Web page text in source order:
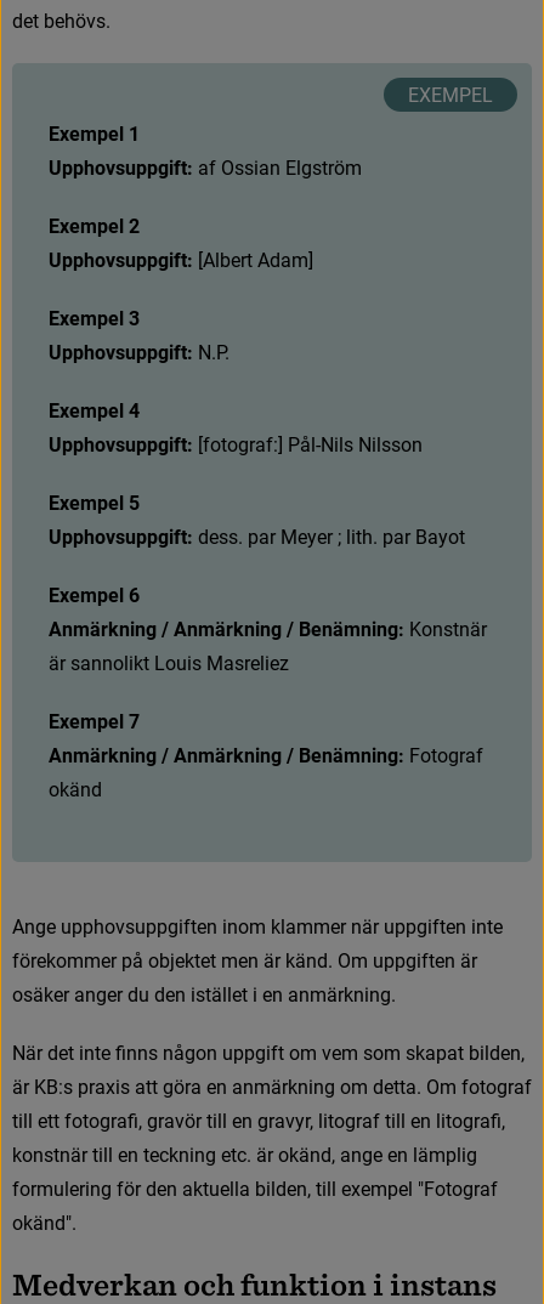
det behövs.
Exempel 1
Upphovsuppgift: af Ossian Elgström
Exempel 2
Upphovsuppgift: [Albert Adam]
Exempel 3
Upphovsuppgift: N.P.
Exempel 4
Upphovsuppgift: [fotograf:] Pål-Nils Nilsson
Exempel 5
Upphovsuppgift: dess. par Meyer ; lith. par Bayot
Exempel 6
Anmärkning / Anmärkning / Benämning: Konstnär
är sannolikt Louis Masreliez
Exempel 7
Anmärkning / Anmärkning / Benämning: Fotograf
okänd
Ange upphovsuppgiften inom klammer när uppgiften inte
förekommer på objektet men är känd. Om uppgiften är
osäker anger du den istället i en anmärkning.
När det inte fnns någon uppgift om vem som skapat bilden,
är KB:s praxis att göra en anmärkning om detta. Om fotograf
till ett fotograf, gravör till en gravyr, litograf till en litograf,
konstnär till en teckning etc. är okänd, ange en lämplig
formulering för den aktuella bilden, till exempel "Fotograf
okänd".
Medverkanochfunktioni instans